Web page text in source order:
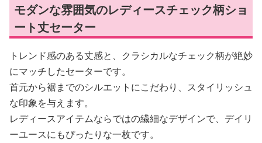
モダンな雰囲気のレディースチェック柄ショ
ート丈セーター
トレンド感のある丈感と、クラシカルなチェック柄が絶妙
にマッチしたセーターです。
首元から裾までのシルエットにこだわり、スタイリッシュ
な印象を与えます。
レディースアイテムならではの繊細なデザインで、デイリ
ーユースにもぴったりな一枚です。